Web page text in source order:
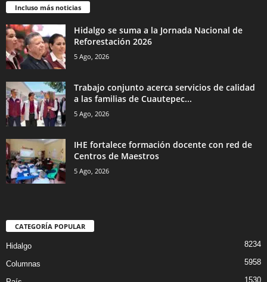
Incluso más noticias
Hidalgo se suma a la Jornada Nacional de
Reforestación 2026
5 Ago, 2026
Trabajo conjunto acerca servicios de calidad
a las familias de Cuautepec...
5 Ago, 2026
IHE fortalece formación docente con red de
Centros de Maestros
5 Ago, 2026
CATEGORÍA POPULAR
Hidalgo 8234
Columnas 5958
1530